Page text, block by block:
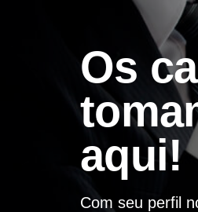
Os
aqui!
Com seu perfil